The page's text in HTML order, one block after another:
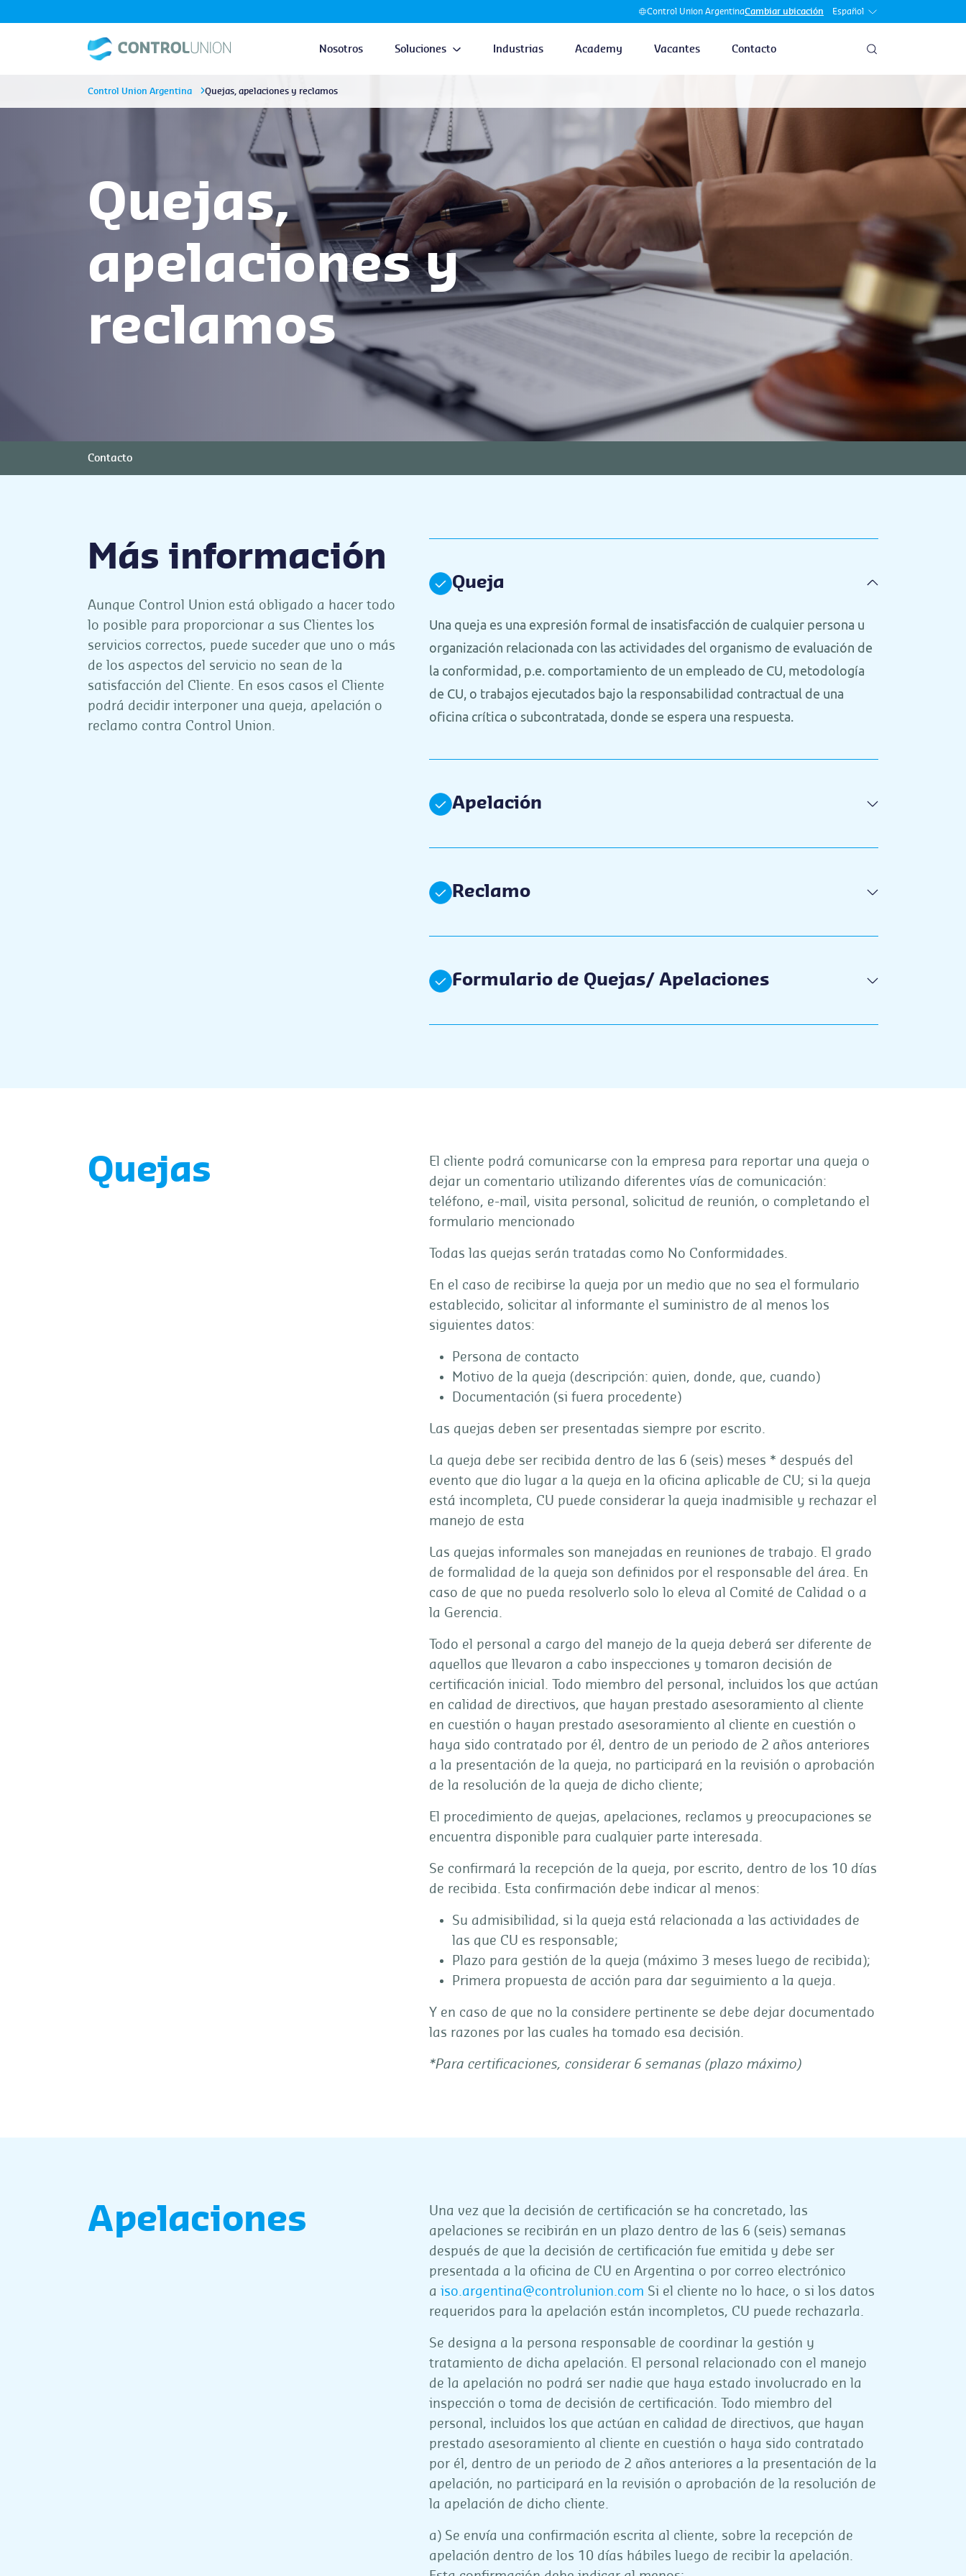
Control Union ArgentinaCambiar ubicación Español
Nosotros Soluciones Industrias Academy Vacantes Contacto
Control Union Argentina Quejas, apelaciones y reclamos
Quejas,
apelaciones y
reclamos
Contacto
Más información
Aunque Control Union está obligado a hacer todo
lo posible para proporcionar a sus Clientes los
servicios correctos, puede suceder que uno o más
de los aspectos del servicio no sean de la
satisfacción del Cliente. En esos casos el Cliente
podrá decidir interponer una queja, apelación o
reclamo contra Control Union.
Queja
Una queja es una expresión formal de insatisfacción de cualquier persona u
organización relacionada con las actividades del organismo de evaluación de
la conformidad, p.e. comportamiento de un empleado de CU, metodología
de CU, o trabajos ejecutados bajo la responsabilidad contractual de una
oficina crítica o subcontratada, donde se espera una respuesta.
Apelación
Reclamo
Formulario de Quejas/ Apelaciones
Quejas
El cliente podrá comunicarse con la empresa para reportar una queja o
dejar un comentario utilizando diferentes vías de comunicación:
teléfono, e-mail, visita personal, solicitud de reunión, o completando el
formulario mencionado
Todas las quejas serán tratadas como No Conformidades.
En el caso de recibirse la queja por un medio que no sea el formulario
establecido, solicitar al informante el suministro de al menos los
siguientes datos:
Persona de contacto
Motivo de la queja (descripción: quien, donde, que, cuando)
Documentación (si fuera procedente)
Las quejas deben ser presentadas siempre por escrito.
La queja debe ser recibida dentro de las 6 (seis) meses * después del
evento que dio lugar a la queja en la oficina aplicable de CU; si la queja
está incompleta, CU puede considerar la queja inadmisible y rechazar el
manejo de esta
Las quejas informales son manejadas en reuniones de trabajo. El grado
de formalidad de la queja son definidos por el responsable del área. En
caso de que no pueda resolverlo solo lo eleva al Comité de Calidad o a
la Gerencia.
Todo el personal a cargo del manejo de la queja deberá ser diferente de
aquellos que llevaron a cabo inspecciones y tomaron decisión de
certificación inicial. Todo miembro del personal, incluidos los que actúan
en calidad de directivos, que hayan prestado asesoramiento al cliente
en cuestión o hayan prestado asesoramiento al cliente en cuestión o
haya sido contratado por él, dentro de un periodo de 2 años anteriores
a la presentación de la queja, no participará en la revisión o aprobación
de la resolución de la queja de dicho cliente;
El procedimiento de quejas, apelaciones, reclamos y preocupaciones se
encuentra disponible para cualquier parte interesada.
Se confirmará la recepción de la queja, por escrito, dentro de los 10 días
de recibida. Esta confirmación debe indicar al menos:
Su admisibilidad, si la queja está relacionada a las actividades de
las que CU es responsable;
Plazo para gestión de la queja (máximo 3 meses luego de recibida);
Primera propuesta de acción para dar seguimiento a la queja.
Y en caso de que no la considere pertinente se debe dejar documentado
las razones por las cuales ha tomado esa decisión.
*Para certificaciones, considerar 6 semanas (plazo máximo)
Apelaciones
Una vez que la decisión de certificación se ha concretado, las
apelaciones se recibirán en un plazo dentro de las 6 (seis) semanas
después de que la decisión de certificación fue emitida y debe ser
presentada a la oficina de CU en Argentina o por correo electrónico
a iso.argentina@controlunion.com Si el cliente no lo hace, o si los datos
requeridos para la apelación están incompletos, CU puede rechazarla.
Se designa a la persona responsable de coordinar la gestión y
tratamiento de dicha apelación. El personal relacionado con el manejo
de la apelación no podrá ser nadie que haya estado involucrado en la
inspección o toma de decisión de certificación. Todo miembro del
personal, incluidos los que actúan en calidad de directivos, que hayan
prestado asesoramiento al cliente en cuestión o haya sido contratado
por él, dentro de un periodo de 2 años anteriores a la presentación de la
apelación, no participará en la revisión o aprobación de la resolución de
la apelación de dicho cliente.
a) Se envía una confirmación escrita al cliente, sobre la recepción de
apelación dentro de los 10 días hábiles luego de recibir la apelación.